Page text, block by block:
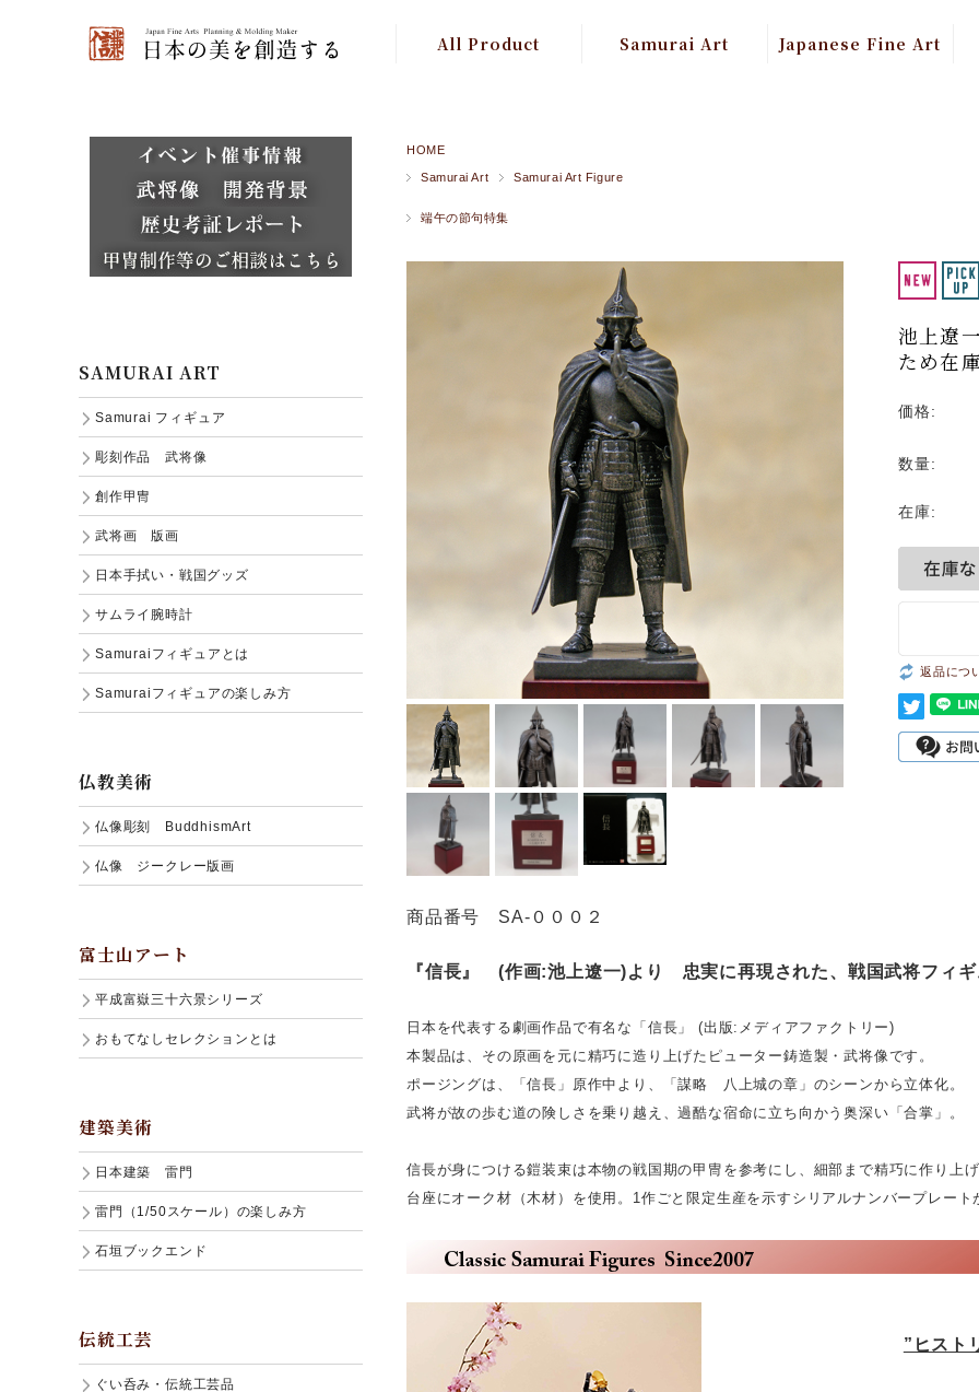
All Product
Samurai Art
Samurai Art
Samurai Feudal
武将画 Samurai Art
painting
伝統工芸品
Traditional Craft
Watch
Japanese Fine Art
Architectural Art
屏風 Folding Screen
HOME
Samurai Art Samurai Art Figure
端午の節句特集
池上遼
ため在
価格:
数量:
在庫:
返品につ
商品番号 SA-０００２
『信長』 (作画:池上遼一)より 忠実に再現された、戦国武将フィギ
日本を代表する劇画作品で有名な「信長」 (出版:メディアファクトリー)
本製品は、その原画を元に精巧に造り上げたピューター鋳造製・武将像です。
ポージングは、「信長」原作中より、「謀略 八上城の章」のシーンから立体化。
武将が故の歩む道の険しさを乗り越え、過酷な宿命に立ち向かう奥深い「合掌」。
信長が身につける鎧装束は本物の戦国期の甲冑を参考にし、細部まで精巧に作り上げ
台座にオーク材（木材）を使用。1作ごと限定生産を示すシリアルナンバープレート
”ヒスト
SAMURAI ART
Samurai フィギュア
彫刻作品 武将像
創作甲冑
武将画 版画
日本手拭い・戦国グッズ
サムライ腕時計
Samuraiフィギュアとは
Samuraiフィギュアの楽しみ方
仏教美術
仏像彫刻 BuddhismArt
仏像 ジークレー版画
富士山アート
平成富嶽三十六景シリーズ
おもてなしセレクションとは
建築美術
日本建築 雷門
雷門（1/50スケール）の楽しみ方
石垣ブックエンド
伝統工芸
ぐい呑み・伝統工芸品